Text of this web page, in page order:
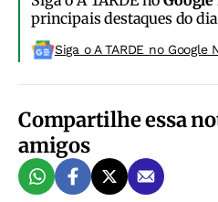
principais destaques do
Siga o A TARDE no Google
Compartilhe essa
amigos